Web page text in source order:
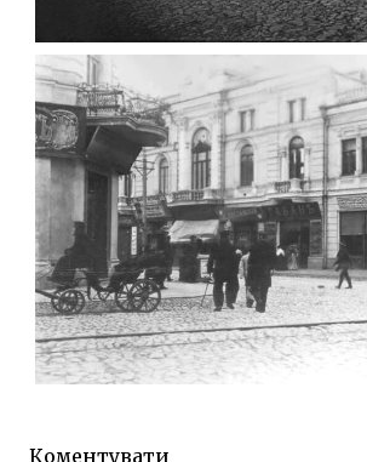
ФОТО ЖИТОМИРА 1905 ВУЛ.
МИХАЙЛІВСЬКА-
Фото
до 1917 року
Leave a
ЖИТОМИР МИХАЙЛІВСЬКА
Коментувати